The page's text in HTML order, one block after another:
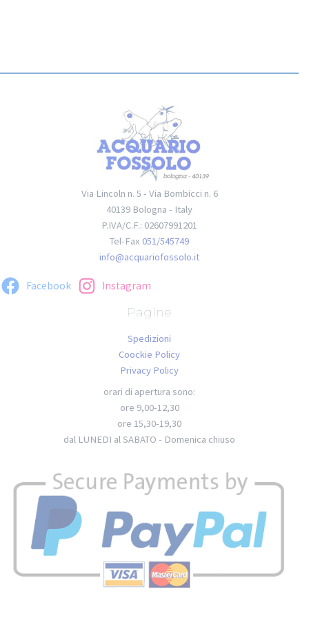
Via Lincoln n. 5 - Via Bombicci n. 6
40139 Bologna - Italy
P.IVA/C.F.: 02607991201
Tel-Fax 051/545749
info@acquariofossolo.it
Facebook Instagram
Pagine
Spedizioni
Coockie Policy
Privacy Policy
orari di apertura sono:
ore 9,00-12,30
ore 15,30-19,30
dal LUNEDI al SABATO - Domenica chiuso